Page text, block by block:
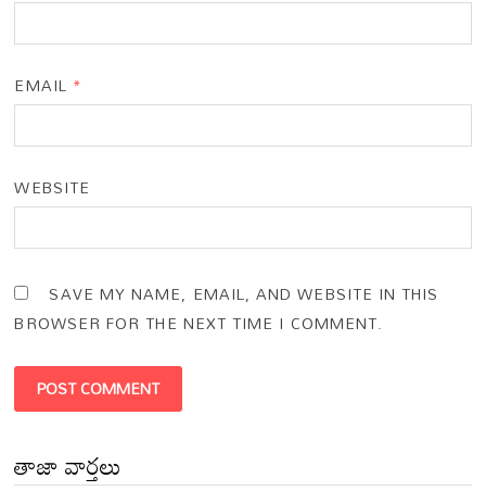
EMAIL *
WEBSITE
SAVE MY NAME, EMAIL, AND WEBSITE IN THIS
BROWSER FOR THE NEXT TIME I COMMENT.
తాజా వార్తలు